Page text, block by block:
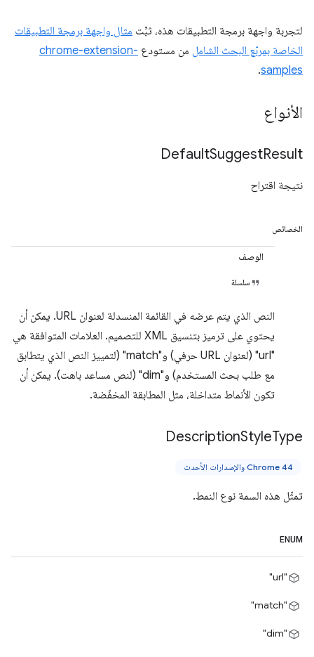
لتجربة واجهة برمجة التطبيقات هذه، ثبِّت مثال واجهة برمجة التطبيقات
الخاصة بمربّع البحث الشامل من مستودع chrome-extension-
samples
.
الأنواع
DefaultSuggestResult
نتيجة اقتراح
الخصائص
الوصف
سلسلة
النص الذي يتم عرضه في القائمة المنسدلة لعنوان URL. يمكن أن
يحتوي على ترميز بتنسيق XML للتصميم. العلامات المتوافقة هي
"url" (لعنوان URL حرفي) و"match" (لتمييز النص الذي يتطابق
مع طلب بحث المستخدم) و"dim" (لنص مساعد باهت). يمكن أن
تكون الأنماط متداخلة، مثل المطابقة المخفّضة.
DescriptionStyleType
Chrome 44 والإصدارات الأحدث
تمثّل هذه السمة نوع النمط.
ENUM
"url"
"match"
"dim"